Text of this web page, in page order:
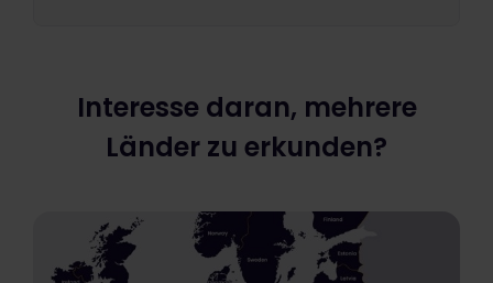
Interesse daran, mehrere
Länder zu erkunden?